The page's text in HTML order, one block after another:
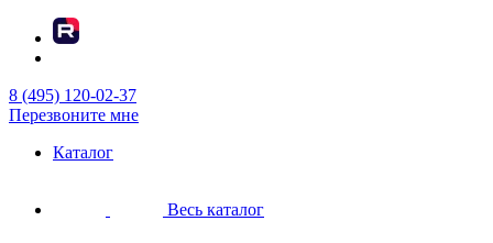
8 (495) 120-02-37
Перезвоните мне
Каталог
Весь каталог